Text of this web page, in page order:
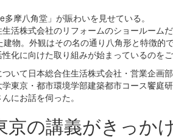
摩八角堂」が賑わいを見せている。
活株式会社のリフォームのショールーム
物。外観はその名の通り八角形と特徴的
化に向けた取り組みが始まっているのをご
いて日本総合住生活株式会社・営業企画
東京・都市環境学部建築都市コース饗庭
にお話を伺った。
京の講義がきっか